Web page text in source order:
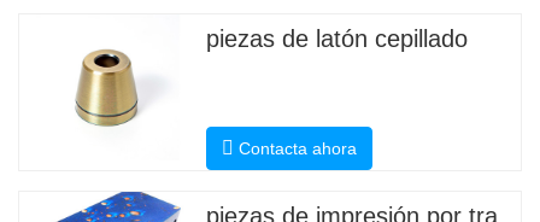
piezas de latón cepillado
Contacta ahora